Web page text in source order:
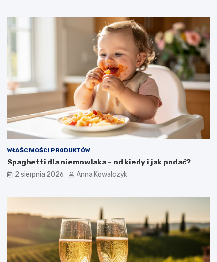
WŁAŚCIWOŚCI PRODUKTÓW
Spaghetti dla niemowlaka – od kiedy i jak podać?
2 sierpnia 2026 Anna Kowalczyk